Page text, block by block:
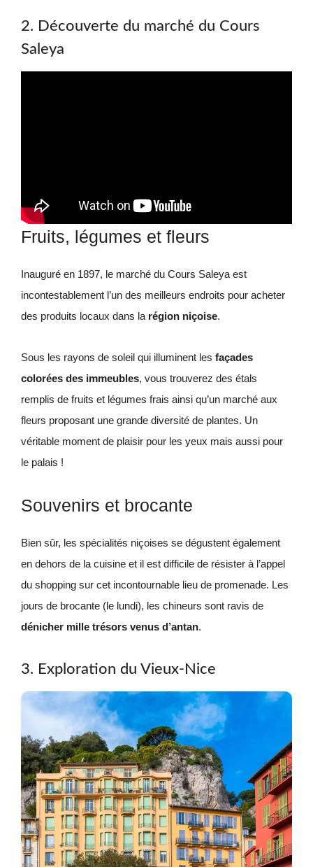
2. Découverte du marché du Cours
Saleya
Fruits, légumes et fleurs
Inauguré en 1897, le marché du Cours Saleya est
incontestablement l’un des meilleurs endroits pour acheter
des produits locaux dans la région niçoise.
Sous les rayons de soleil qui illuminent les façades
colorées des immeubles, vous trouverez des étals
remplis de fruits et légumes frais ainsi qu’un marché aux
fleurs proposant une grande diversité de plantes. Un
véritable moment de plaisir pour les yeux mais aussi pour
le palais !
Souvenirs et brocante
Bien sûr, les spécialités niçoises se dégustent également
en dehors de la cuisine et il est difficile de résister à l’appel
du shopping sur cet incontournable lieu de promenade. Les
jours de brocante (le lundi), les chineurs sont ravis de
dénicher mille trésors venus d’antan.
3. Exploration du Vieux-Nice